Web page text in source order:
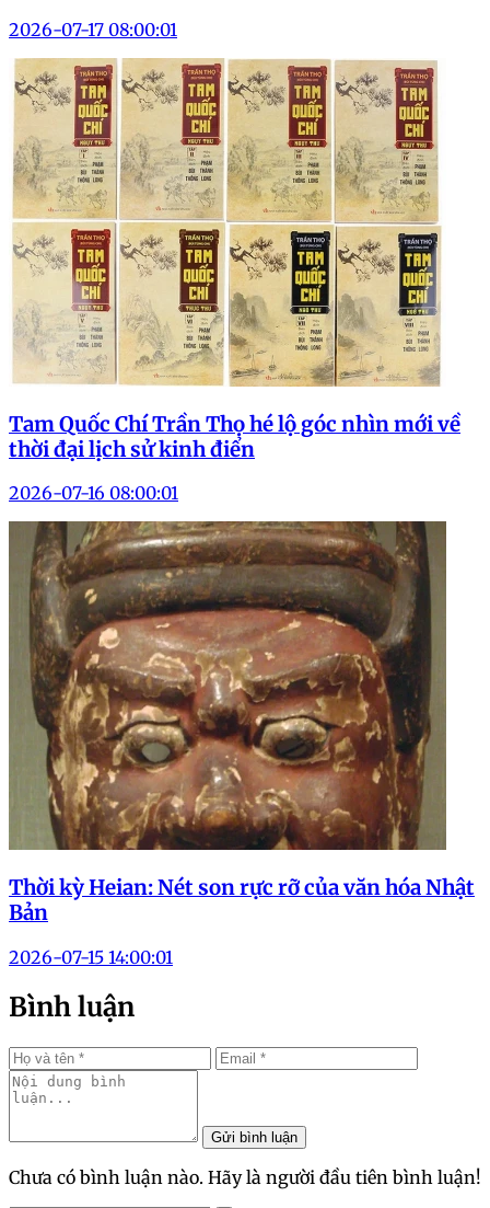
2026-07-17 08:00:01
Tam Quốc Chí Trần Thọ hé lộ góc nhìn mới về
thời đại lịch sử kinh điển
2026-07-16 08:00:01
Thời kỳ Heian: Nét son rực rỡ của văn hóa Nhật
Bản
2026-07-15 14:00:01
Bình luận
Gửi bình luận
Chưa có bình luận nào. Hãy là người đầu tiên bình luận!